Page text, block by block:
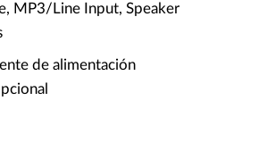
MP3/Line Input, Speaker
de alimentación